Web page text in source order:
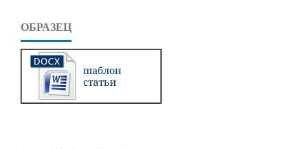
ОБРАЗЕЦ